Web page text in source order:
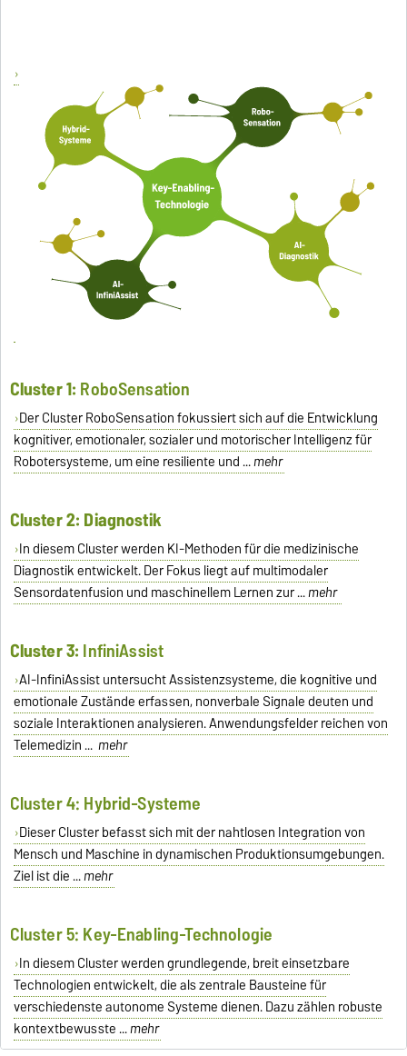
Cluster 1:RoboSensation
Der Cluster RoboSensation fokussiert sich auf die Entwicklung
kognitiver, emotionaler, sozialer und motorischer Intelligenz für
Robotersysteme, um eine resiliente und ...mehr
Cluster 2: Diagnostik
In diesem Cluster werden KI-Methoden für die medizinische
Diagnostik entwickelt. Der Fokus liegt auf multimodaler
Sensordatenfusion und maschinellem Lernen zur ...mehr
Cluster 3:InfiniAssist
AI-InfiniAssist untersucht Assistenzsysteme, die kognitive und
emotionale Zustände erfassen, nonverbale Signale deuten und
soziale Interaktionen analysieren. Anwendungsfelder reichen von
Telemedizin ... mehr
Cluster 4: Hybrid-Systeme
Dieser Cluster befasst sich mit der nahtlosen Integration von
Mensch und Maschine in dynamischen Produktionsumgebungen.
Ziel ist die ...mehr
Cluster 5: Key-Enabling-Technologie
In diesem Cluster werden grundlegende, breit einsetzbare
Technologien entwickelt, die als zentrale Bausteine für
verschiedenste autonome Systeme dienen. Dazu zählen robuste
kontextbewusste ...mehr